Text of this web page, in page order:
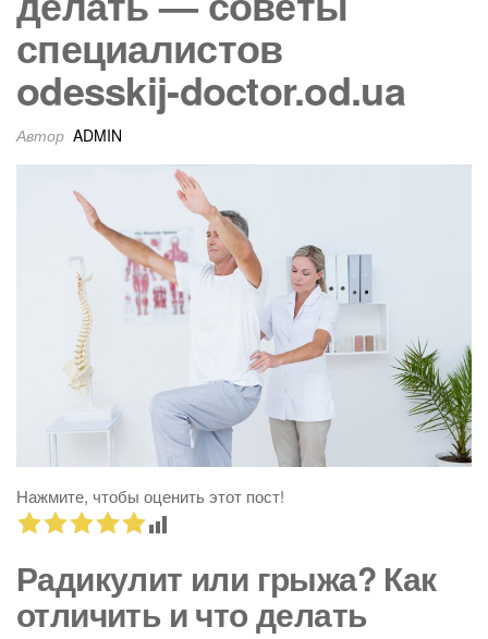
АРЕНДА,
РАЙОН)
специалистов
odesskij-doctor.od.ua
Автор ADMIN
Нажмите, чтобы оценить этот пост!
Радикулит или грыжа? Как
отличить и что делать